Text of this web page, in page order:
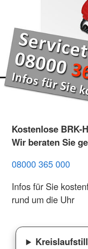
Kostenlose BRK-
Wir beraten Sie
08000 365 000
Infos für Sie
rund um die Uhr